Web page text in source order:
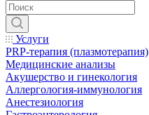
Услуги
PRP-терапия (плазмотерапия)
Медицинские анализы
Акушерство и гинекология
Аллергология-иммунология
Анестезиология